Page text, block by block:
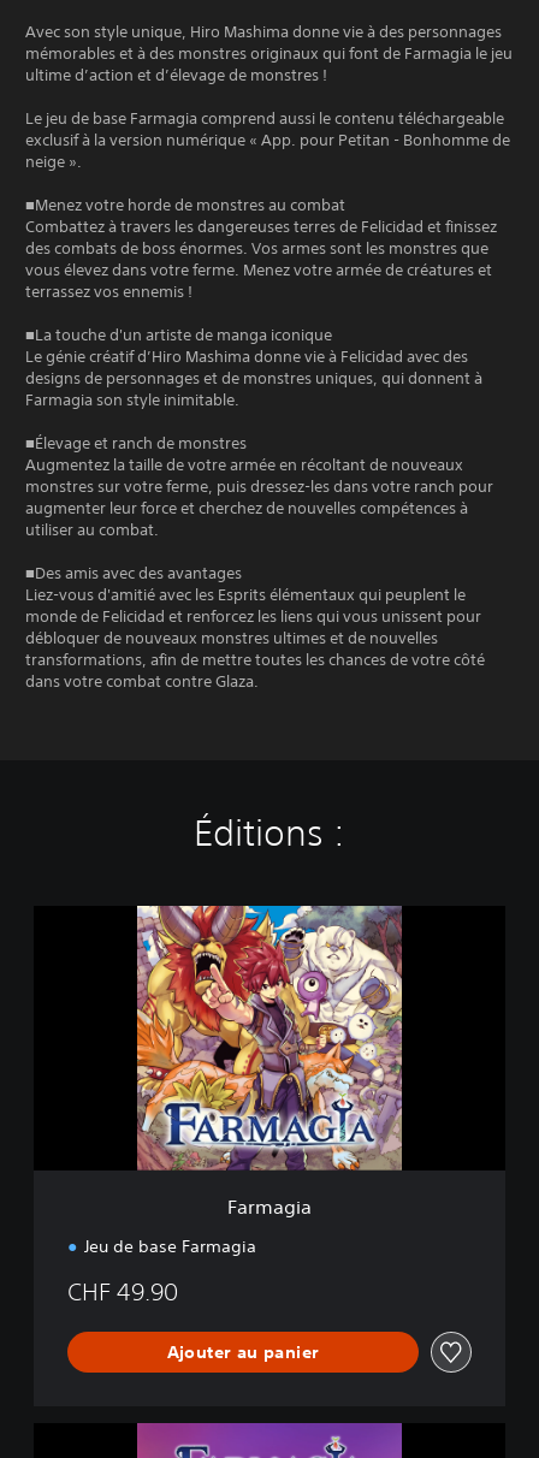
Avec son style unique, Hiro Mashima donne vie à des personnages
mémorables et à des monstres originaux qui font de Farmagia le jeu
ultime d’action et d’élevage de monstres !
Le jeu de base Farmagia comprend aussi le contenu téléchargeable
exclusif à la version numérique « App. pour Petitan - Bonhomme de
neige ».
■Menez votre horde de monstres au combat
Combattez à travers les dangereuses terres de Felicidad et finissez
des combats de boss énormes. Vos armes sont les monstres que
vous élevez dans votre ferme. Menez votre armée de créatures et
terrassez vos ennemis !
■La touche d'un artiste de manga iconique
Le génie créatif d’Hiro Mashima donne vie à Felicidad avec des
designs de personnages et de monstres uniques, qui donnent à
Farmagia son style inimitable.
■Élevage et ranch de monstres
Augmentez la taille de votre armée en récoltant de nouveaux
monstres sur votre ferme, puis dressez-les dans votre ranch pour
augmenter leur force et cherchez de nouvelles compétences à
utiliser au combat.
■Des amis avec des avantages
Liez-vous d'amitié avec les Esprits élémentaux qui peuplent le
monde de Felicidad et renforcez les liens qui vous unissent pour
débloquer de nouveaux monstres ultimes et de nouvelles
transformations, afin de mettre toutes les chances de votre côté
dans votre combat contre Glaza.
Éditions :
Farmagia
Jeu de base Farmagia
CHF 49.90
Ajouter au panier